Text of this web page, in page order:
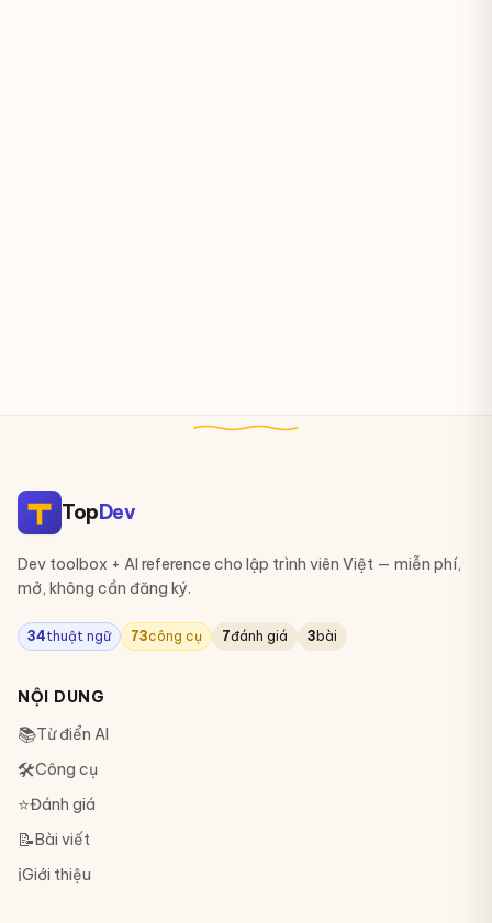
TopDev
Dev toolbox + AI reference cho lập trình viên Việt — miễn phí,
mở, không cần đăng ký.
34thuật ngữ 73công cụ 7đánh giá 3 bài
NỘI DUNG
📚Từ điển AI
🛠Công cụ
⭐Đánh giá
📝Bài viết
ℹ️Giới thiệu